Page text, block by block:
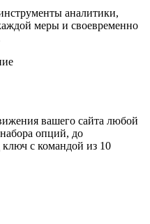
аналитики,
меры и своевременно
вашего сайта любой
опций, до
с командой из 10